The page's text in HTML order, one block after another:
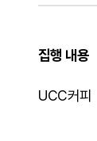
집행 내용
UCC커피